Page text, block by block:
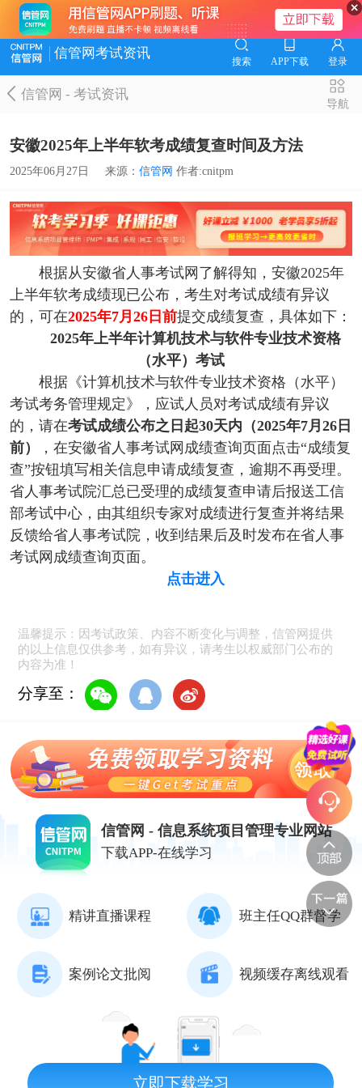
信管网考试资讯
搜索 APP下载 登录
信管网-考试资讯
导航
安徽2025年上半年软考成绩复查时间及方法
2025年06月27日 来源： 信管网 作者:cnitpm
根据从安徽省人事考试网了解得知，安徽2025年
上半年软考成绩现已公布，考生对考试成绩有异议
的，可在2025年7月26日前提交成绩复查，具体如下：
2025年上半年计算机技术与软件专业技术资格
（水平）考试
根据《计算机技术与软件专业技术资格（水平）
考试考务管理规定》，应试人员对考试成绩有异议
的，请在考试成绩公布之日起30天内（2025年7月26日
前）
，在安徽省人事考试网成绩查询页面点击“成绩复
查”按钮填写相关信息申请成绩复查，逾期不再受理。
省人事考试院汇总已受理的成绩复查申请后报送工信
部考试中心，由其组织专家对成绩进行复查并将结果
反馈给省人事考试院，收到结果后及时发布在省人事
考试网成绩查询页面。
点击进入
温馨提示：因考试政策、内容不断变化与调整，信管网提供
的以上信息仅供参考，如有异议，请考生以权威部门公布的
内容为准！
分享至：
信管网 - 信息系统项目管理专业网站
下载APP-在线学习
精讲直播课程 班主任QQ群督学
案例论文批阅 视频缓存离线观看
立即下载学习